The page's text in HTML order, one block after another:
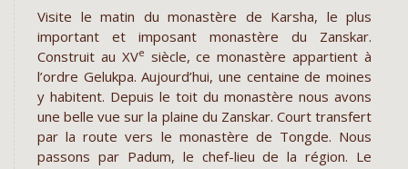
Visite le matin du monastère de Karsha, le plus
important et imposant monastère du Zanskar.
Construit au XVe siècle, ce monastère appartient à
l’ordre Gelukpa. Aujourd’hui, une centaine de moines
y habitent. Depuis le toit du monastère nous avons
une belle vue sur la plaine du Zanskar. Court transfert
par la route vers le monastère de Tongde. Nous
passons par Padum, le chef-lieu de la région. Le